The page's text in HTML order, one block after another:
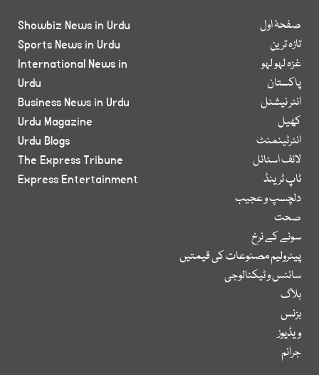
صفحۂ اول
تازہ ترین
غزہ لہو لہو
پاکستان
انٹر نیشنل
کھیل
انٹرٹینمنٹ
لائف اسٹائل
ٹاپ ٹرینڈ
دلچسپ و عجیب
صحت
سونے کے نرخ
پیٹرولیم مصنوعات کی قیمتیں
سائنس و ٹیکنالوجی
بلاگ
بزنس
ویڈیوز
جرائم
Showbiz News in Urdu
Sports News in Urdu
International News in
Urdu
Business News in Urdu
Urdu Magazine
Urdu Blogs
The Express Tribune
Express Entertainment